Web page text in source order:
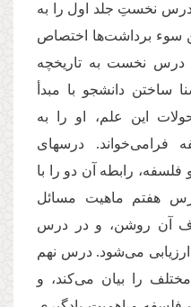
درس نخستِ جلد اول را به
سوء برداشت‌ها اختصاص
درس نخست به تاریخچه
ساختن دانشجو با مبدأ
این علم، او را به
فرامى‌خواند. درسهاى
رابطه آن دو را با
هفتم ماهیت مسائل
آن روشن، و در درس
می‌شود. درس نهم
را بیان می‌كند، و